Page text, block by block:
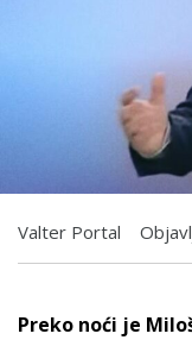
Valter Portal
Preko noći je